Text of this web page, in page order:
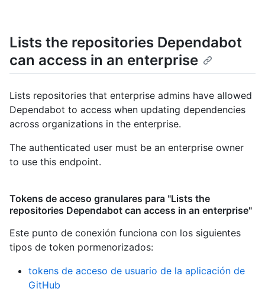
Lists the repositories Dependabot
can access in an enterprise
Lists repositories that enterprise admins have allowed
Dependabot to access when updating dependencies
across organizations in the enterprise.
The authenticated user must be an enterprise owner
to use this endpoint.
Tokens de acceso granulares para "Lists the
repositories Dependabot can access in an enterprise"
Este punto de conexión funciona con los siguientes
tipos de token pormenorizados:
tokens de acceso de usuario de la aplicación de
GitHub